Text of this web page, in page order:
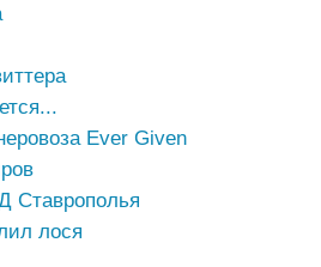
Ever Given
Ставрополья
лося